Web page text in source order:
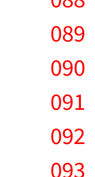
089
090
091
092